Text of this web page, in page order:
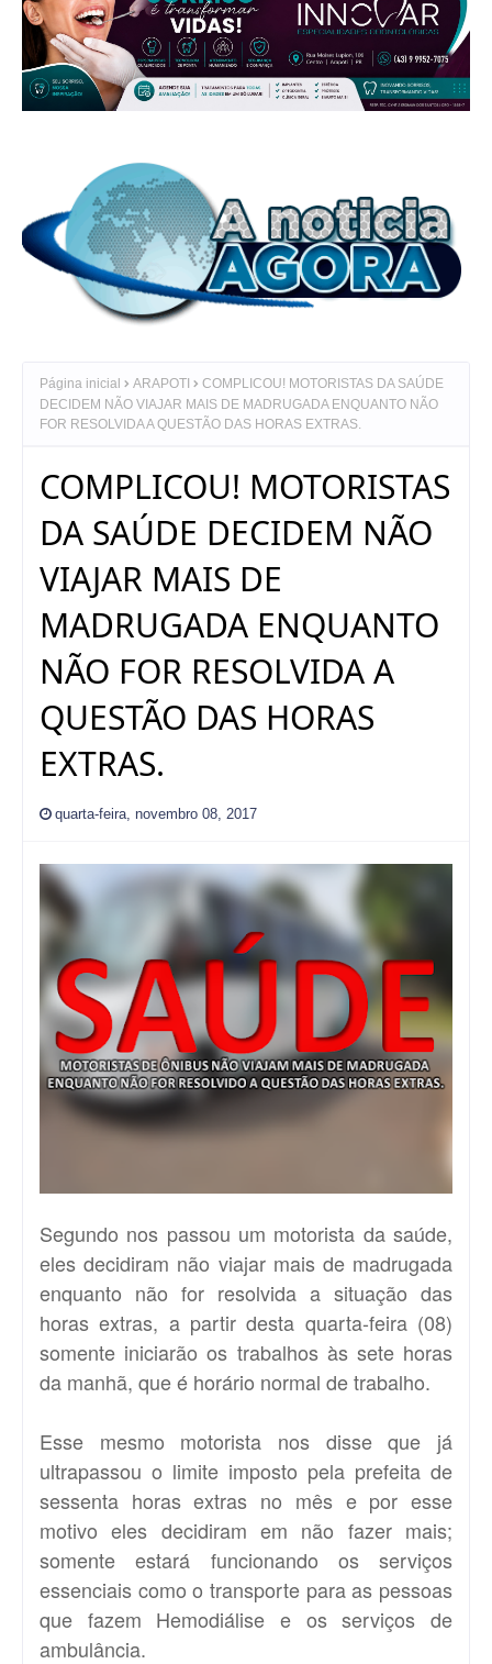
Página inicial ARAPOTI
COMPLICOU! MOTORISTAS DA SAÚDE
DECIDEM NÃO VIAJAR MAIS DE MADRUGADA ENQUANTO NÃO
FOR RESOLVIDA A QUESTÃO DAS HORAS EXTRAS.
COMPLICOU! MOTORISTAS
DA SAÚDE DECIDEM NÃO
VIAJAR MAIS DE
MADRUGADA ENQUANTO
NÃO FOR RESOLVIDA A
QUESTÃO DAS HORAS
EXTRAS.
quarta-feira, novembro 08, 2017
Segundo nos passou um motorista da saúde,
eles decidiram não viajar mais de madrugada
enquanto não for resolvida a situação das
horas extras, a partir desta quarta-feira (08)
somente iniciarão os trabalhos às sete horas
da manhã, que é horário normal de trabalho.
Esse mesmo motorista nos disse que já
ultrapassou o limite imposto pela prefeita de
sessenta horas extras no mês e por esse
motivo eles decidiram em não fazer mais;
somente estará funcionando os serviços
essenciais como o transporte para as pessoas
que fazem Hemodiálise e os serviços de
ambulância.